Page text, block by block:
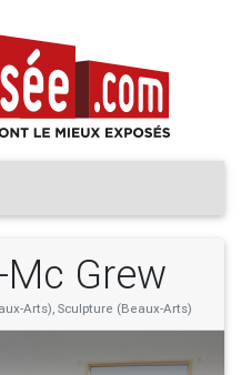
Grew
Arts), Sculpture (Beaux-Arts)